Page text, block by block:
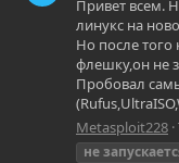
Привет всем.
линукс на
Но после того
флешку,он не
Пробовал
Metasploit228
не